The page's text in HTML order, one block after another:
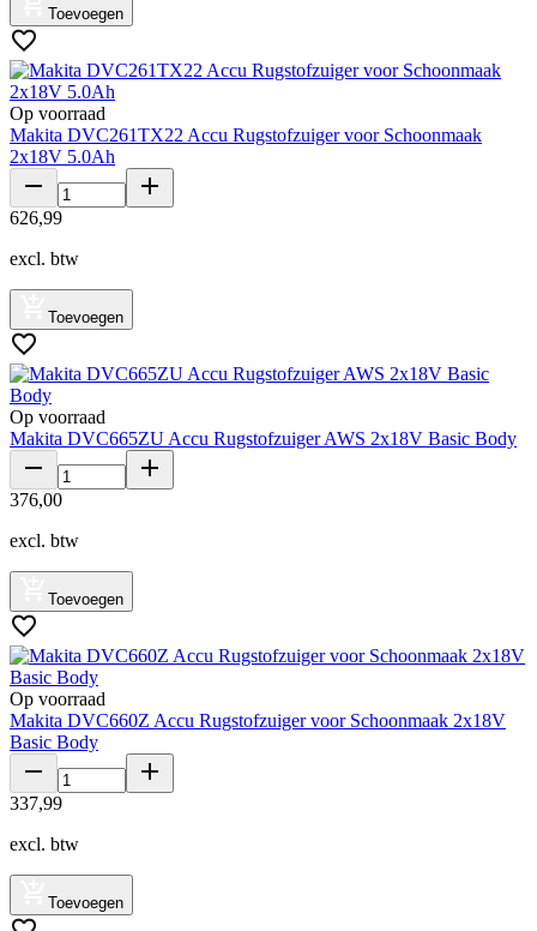
Toevoegen
Op voorraad
Makita DVC261TX22 Accu Rugstofzuiger voor Schoonmaak
2x18V 5.0Ah
626,99
excl. btw
Toevoegen
Op voorraad
Makita DVC665ZU Accu Rugstofzuiger AWS 2x18V Basic Body
376,00
excl. btw
Toevoegen
Op voorraad
Makita DVC660Z Accu Rugstofzuiger voor Schoonmaak 2x18V
Basic Body
337,99
excl. btw
Toevoegen